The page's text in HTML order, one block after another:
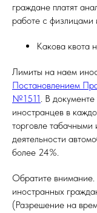
граждане платят
работе с
Какова квота
Лимиты на наем
Постановлением
№1511. В
иностранцев в
торговле
деятельности
более 24%.
Обратите внимание.
иностранных
(Разрешение на